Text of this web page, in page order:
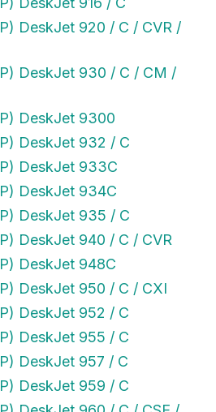
DeskJet 920 / C / CVR /
DeskJet 930 / C / CM /
DeskJet 9300
DeskJet 932 / C
DeskJet 933C
DeskJet 934C
DeskJet 935 / C
DeskJet 940 / C / CVR
DeskJet 948C
DeskJet 950 / C / CXI
DeskJet 952 / C
DeskJet 955 / C
DeskJet 957 / C
DeskJet 959 / C